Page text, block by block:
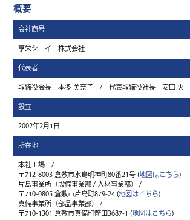
概要
会社商号
享栄シーイー株式会社
代表者
取締役会長 本多 美奈子 / 代表取締役社長 安田 央
設立
2002年2月1日
所在地
本社工場 /
〒712-8003 倉敷市水島明神町80番21号 (地図はこちら)
片島事業所（設備事業部 / 人材事業部） /
〒710-0805 倉敷市片島町879-24 (地図はこちら)
真備事業所（部品事業部） /
〒710-1301 倉敷市真備町箭田3687-1 (地図はこちら)